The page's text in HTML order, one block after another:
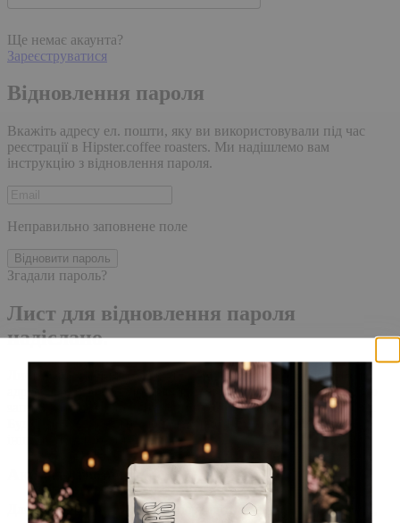
Ще немає акаунта?
Зареєструватися
Відновлення пароля
Вкажіть адресу ел. пошти, яку ви використовували під час
реєстрації в Hipster.coffee roasters. Ми надішлемо вам
інструкцію з відновлення пароля.
Неправильно заповнене поле
Відновити пароль
Згадали пароль?
Лист для відновлення пароля
надіслано.
Лист із посиланням для скидання пароля було надіслано на
адресу електронної пошти, прив'язану до вашого облікового
запису, доставка повідомлення може зайняти кілька хвилин.
Будь ласка, зачекайте щонайменше 10 хвилин, перш ніж
ініціювати ще один запит.
Акаунт створено
Для завершення реєстрації, перейдіть за посиланням у листі,